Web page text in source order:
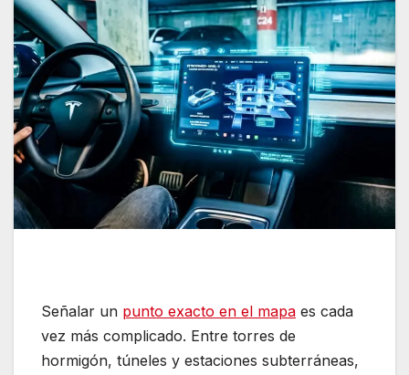
Señalar un punto exacto en el mapa es cada
vez más complicado. Entre torres de
hormigón, túneles y estaciones subterráneas,